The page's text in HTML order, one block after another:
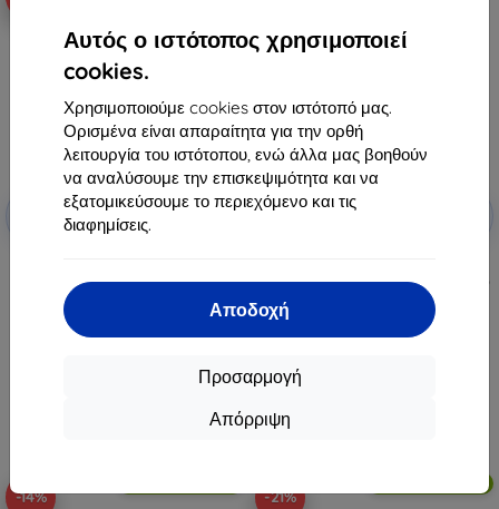
Αυτός ο ιστότοπος χρησιμοποιεί
cookies.
Χρησιμοποιούμε cookies στον ιστότοπό μας.
Ορισμένα είναι απαραίτητα για την ορθή
λειτουργία του ιστότοπου, ενώ άλλα μας βοηθούν
να αναλύσουμε την επισκεψιμότητα και να
εξατομικεύσουμε το περιεχόμενο και τις
διαφημίσεις.
Αποδοχή
Προσαρμογή
Απόρριψη
Έκπτωση
με
κουπόνι
EXTRA10
Fold, διάφανο (GHOCAS3400)
-10%
Έκπτωση
Pixel Fold, κόκκινο (GHOCAS3411)
-14% -21%